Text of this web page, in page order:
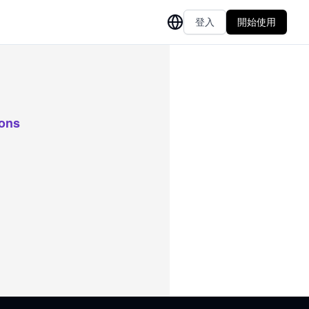
登入 開始使用